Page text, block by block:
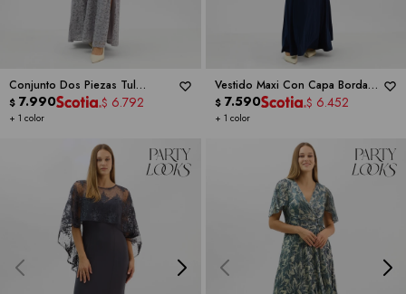
Conjunto Dos Piezas Tul
Bordado -RM RICHARDS
+ 1 color
$ 7.990 $ 6.792
Vestido Maxi Con Capa Bordada
- RM RICHARDS
+ 1 color
$ 7.590 $ 6.452